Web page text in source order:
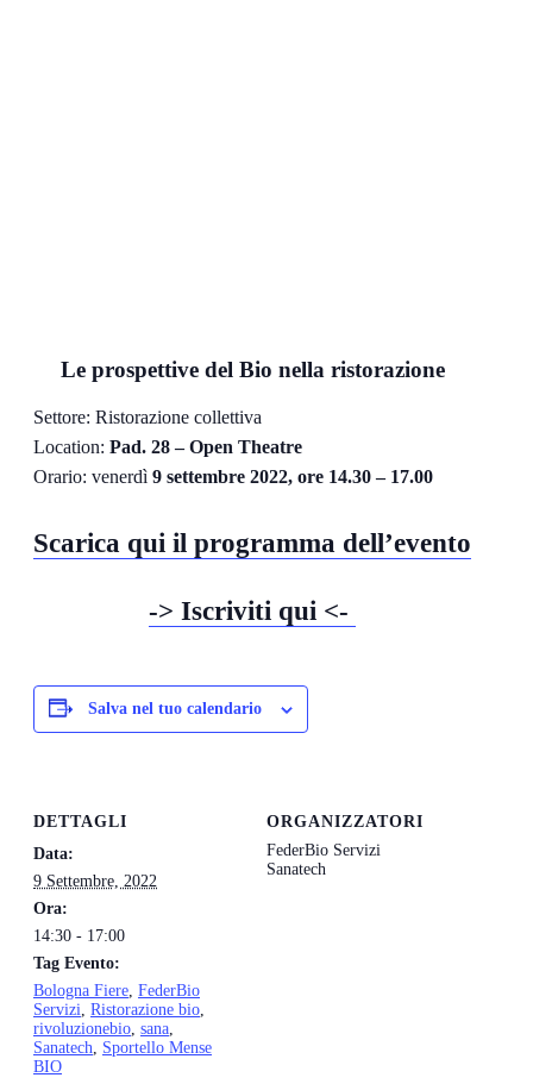
Le prospettive del Bio nella ristorazione
Settore: Ristorazione collettiva
Location: Pad. 28 – Open Theatre
Orario: venerdì 9 settembre 2022, ore 14.30 – 17.00
Scarica qui il programma dell’evento
-> Iscriviti qui <-
Salva nel tuo calendario
DETTAGLI
Data:
9 Settembre, 2022
Ora:
14:30 - 17:00
Tag Evento:
Bologna Fiere, FederBio
Servizi, Ristorazione bio,
rivoluzionebio, sana,
Sanatech, Sportello Mense
BIO
ORGANIZZATORI
FederBio Servizi
Sanatech